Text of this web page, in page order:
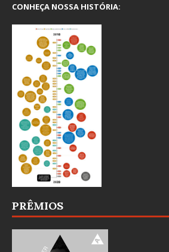
CONHEÇA NOSSA HISTÓRIA:
PRÊMIOS